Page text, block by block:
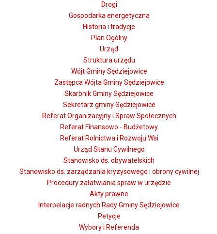
Drogi
Gospodarka energetyczna
Historia i tradycje
Plan Ogólny
Urząd
Struktura urzędu
Wójt Gminy Sędziejowice
Zastępca Wójta Gminy Sędziejowice
Skarbnik Gminy Sędziejowice
Sekretarz gminy Sędziejowice
Referat Organizacyjny i Spraw Społecznych
Referat Finansowo - Budżetowy
Referat Rolnictwa i Rozwoju Wsi
Urząd Stanu Cywilnego
Stanowisko ds. obywatelskich
Stanowisko ds. zarządzania kryzysowego i obrony cywilnej
Procedury załatwiania spraw w urzędzie
Akty prawne
Interpelacje radnych Rady Gminy Sędziejowice
Petycje
Wybory i Referenda